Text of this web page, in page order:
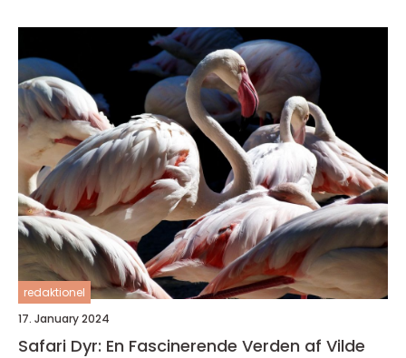
redaktionel
17. January 2024
Safari Dyr: En Fascinerende Verden af Vilde